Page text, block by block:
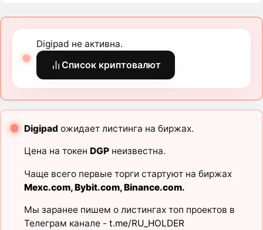
Digipad не активна.
Список криптовалют
Digipad ожидает листинга на биржах.
Цена на токен DGPнеизвестна.
Чаще всего первые торги стартуют на биржах
Mexc.com,Bybit.com,Binance.com.
Мы заранее пишем о листингах топ проектов в
Телеграм канале - t.me/RU_HOLDER